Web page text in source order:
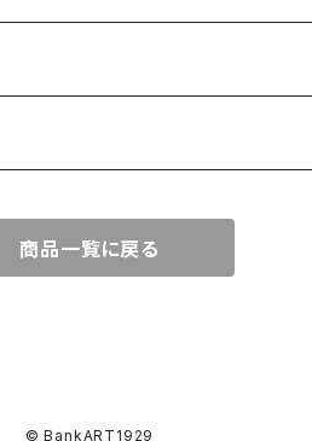
商品一覧に戻る
© BankART1929